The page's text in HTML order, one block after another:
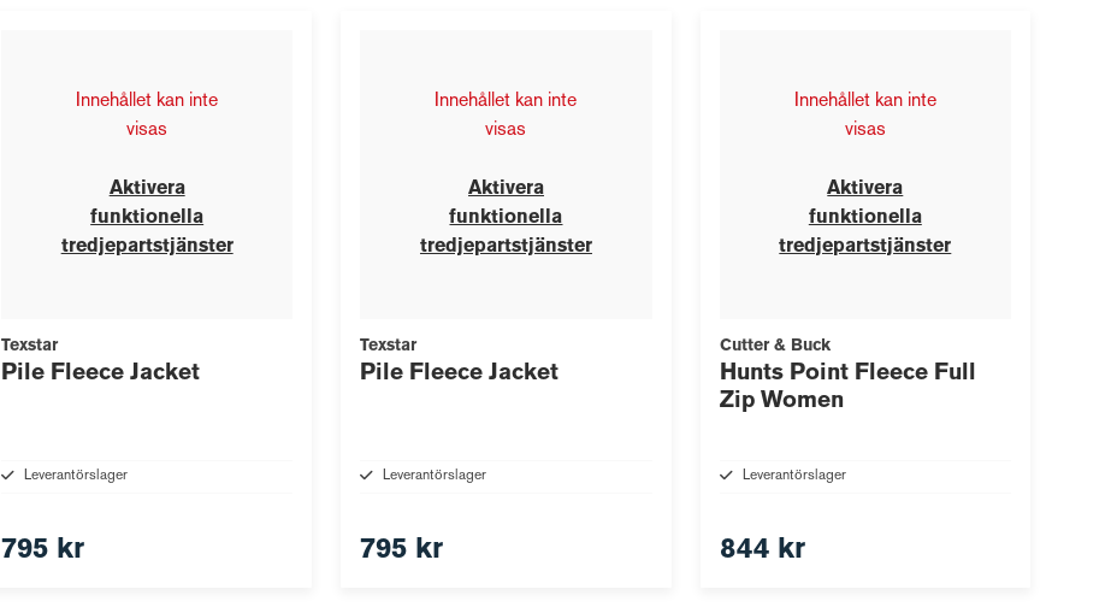
Innehållet kan inte
visas
Aktivera
funktionella
tredjepartstjänster
Texstar
Pile Fleece Jacket
Leverantörslager
795 kr
Innehållet kan inte
visas
Aktivera
funktionella
tredjepartstjänster
Texstar
Pile Fleece Jacket
Leverantörslager
795 kr
Innehållet kan inte
visas
Aktivera
funktionella
tredjepartstjänster
Cutter & Buck
Hunts Point Fleece Full
Zip Women
Leverantörslager
844 kr